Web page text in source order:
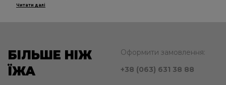
Читати далі
БІЛЬШЕ НІЖ
ЇЖА
Оформити замовлення:
+38 (063) 631 38 88